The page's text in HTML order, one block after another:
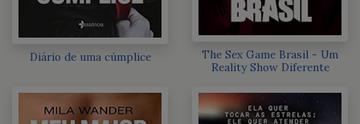
Diário de uma cúmplice
The Sex Game Brasil - Um
Reality Show Diferente